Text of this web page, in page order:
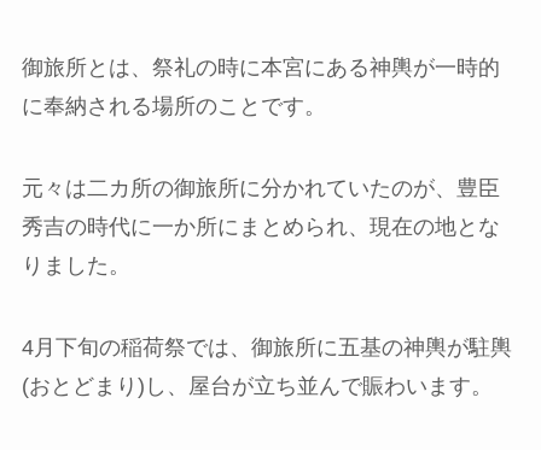
御旅所とは、祭礼の時に本宮にある神輿が一時的
に奉納される場所のことです。
元々は二カ所の御旅所に分かれていたのが、豊臣
秀吉の時代に一か所にまとめられ、現在の地とな
りました。
4月下旬の稲荷祭では、御旅所に五基の神輿が駐輿
(おとどまり)し、屋台が立ち並んで賑わいます。